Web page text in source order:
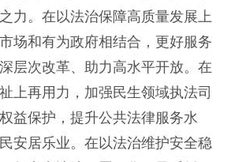
力。在以法治保障高质量发展上
场和有为政府相结合，更好服务
层次改革、助力高水平开放。在
上再用力，加强民生领域执法司
益保护，提升公共法律服务水
安居乐业。在以法治维护安全稳